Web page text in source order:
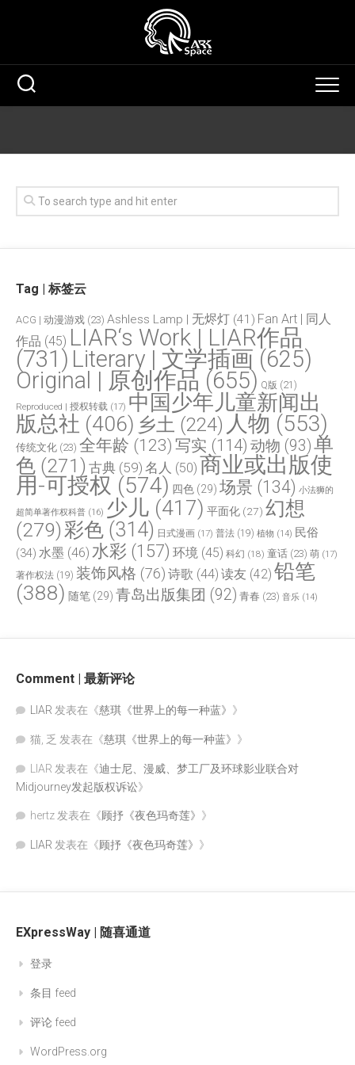
Tag | 标签云
ACG | 动漫游戏 (23) Ashless Lamp | 无烬灯 (41) Fan Art | 同人
作品 (45) LIAR‘s Work | LIAR作品
(731) Literary | 文学插画 (625)
Original | 原创作品 (655) Q版 (21)
Reproduced | 授权转载 (17) 中国少年儿童新闻出
版总社 (406) 乡土 (224) 人物 (553)
传统文化 (23) 全年龄 (123) 写实 (114) 动物 (93)单
色 (271) 古典 (59) 名人 (50) 商业或出版使
用-可授权 (574) 四色 (29) 场景 (134) 小法狮的
超简单著作权科普 (16) 少儿 (417) 平面化 (27) 幻想
(279)彩色 (314) 日式漫画 (17) 普法 (19) 植物 (14) 民俗
(34) 水墨 (46) 水彩 (157) 环境 (45) 科幻 (18) 童话 (23) 萌 (17)
著作权法 (19) 装饰风格 (76) 诗歌 (44) 读友 (42) 铅笔
(388) 随笔 (29) 青岛出版集团 (92) 青春 (23) 音乐 (14)
Comment | 最新评论
LIAR 发表在《慈琪《世界上的每一种蓝》 》
猫, 乏 发表在《慈琪《世界上的每一种蓝》 》
LIAR 发表在《迪士尼、漫威、梦工厂及环球影业联合对
Midjourney发起版权诉讼》
hertz 发表在《顾抒《夜色玛奇莲》 》
LIAR 发表在《顾抒《夜色玛奇莲》 》
EXpressWay | 随喜通道
登录
条目 feed
评论 feed
WordPress.org